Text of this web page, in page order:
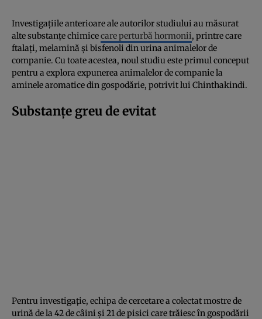
Investigațiile anterioare ale autorilor studiului au măsurat
alte substanțe chimicecare perturbă hormonii, printre care
ftalați, melamină și bisfenoli din urina animalelor de
companie. Cu toate acestea, noul studiu este primul conceput
pentru a explora expunerea animalelor de companie la
aminele aromatice din gospodărie, potrivit lui Chinthakindi.
Substanțe greu de evitat
Pentru investigație, echipa de cercetare a colectat mostre de
urină de la 42 de câini și 21 de pisici care trăiesc în gospodării